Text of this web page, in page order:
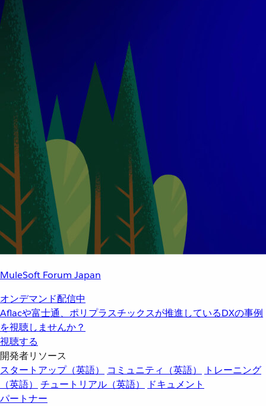
MuleSoft Forum Japan
オンデマンド配信中
Aflacや富士通、ポリプラスチックスが推進しているDXの事例
を視聴しませんか？
視聴する
開発者リソース
スタートアップ（英語）
コミュニティ（英語）
トレーニング
（英語）
チュートリアル（英語）
ドキュメント
パートナー